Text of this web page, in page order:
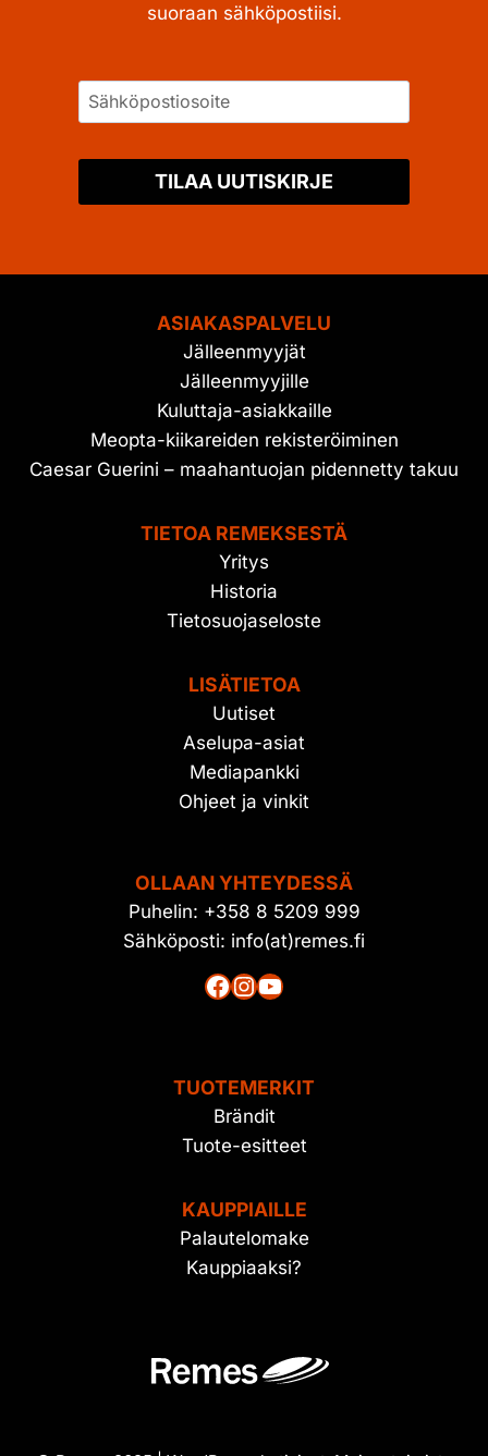
suoraan sähköpostiisi.
TILAA UUTISKIRJE
ASIAKASPALVELU
Jälleenmyyjät
Jälleenmyyjille
Kuluttaja-asiakkaille
Meopta-kiikareiden rekisteröiminen
Caesar Guerini – maahantuojan pidennetty takuu
TIETOA REMEKSESTÄ
Yritys
Historia
Tietosuojaseloste
LISÄTIETOA
Uutiset
Aselupa-asiat
Mediapankki
Ohjeet ja vinkit
OLLAAN YHTEYDESSÄ
Puhelin: +358 8 5209 999
Sähköposti: info(at)remes.fi
Facebook
Instagram
YouTube
TUOTEMERKIT
Brändit
Tuote-esitteet
KAUPPIAILLE
Palautelomake
Kauppiaaksi?